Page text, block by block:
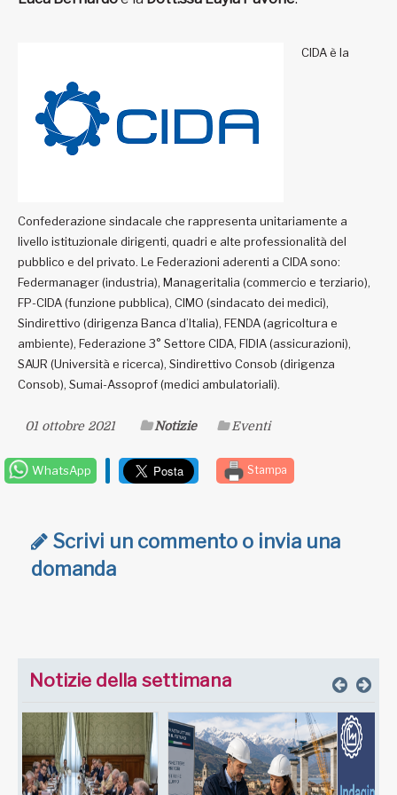
CIDA è la
Confederazione sindacale che rappresenta unitariamente a
livello istituzionale dirigenti, quadri e alte professionalità del
pubblico e del privato. Le Federazioni aderenti a CIDA sono:
Federmanager (industria), Manageritalia (commercio e terziario),
FP-CIDA (funzione pubblica), CIMO (sindacato dei medici),
Sindirettivo (dirigenza Banca d’Italia), FENDA (agricoltura e
ambiente), Federazione 3° Settore CIDA, FIDIA (assicurazioni),
SAUR (Università e ricerca), Sindirettivo Consob (dirigenza
Consob), Sumai-Assoprof (medici ambulatoriali).
01 ottobre 2021 Notizie Eventi
WhatsApp Stampa
Scrivi un commento o invia una
domanda
Notizie della settimana